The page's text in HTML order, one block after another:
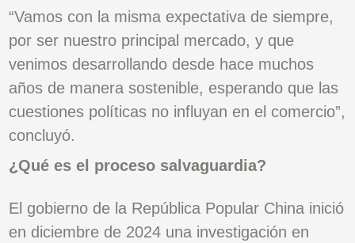
“Vamos con la misma expectativa de siempre,
por ser nuestro principal mercado, y que
venimos desarrollando desde hace muchos
años de manera sostenible, esperando que las
cuestiones políticas no influyan en el comercio”,
concluyó.
¿Qué es el proceso salvaguardia?
El gobierno de la República Popular China inició
en diciembre de 2024 una investigación en